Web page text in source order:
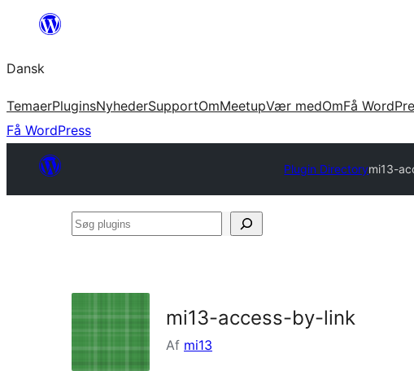
Spring
indhold
Dansk
TemaerPluginsNyhederSupportOmMeetupVær medOmFå
Få WordPress
Plugin Directorymi13-
Søg
mi13-access-by-link
Af mi13